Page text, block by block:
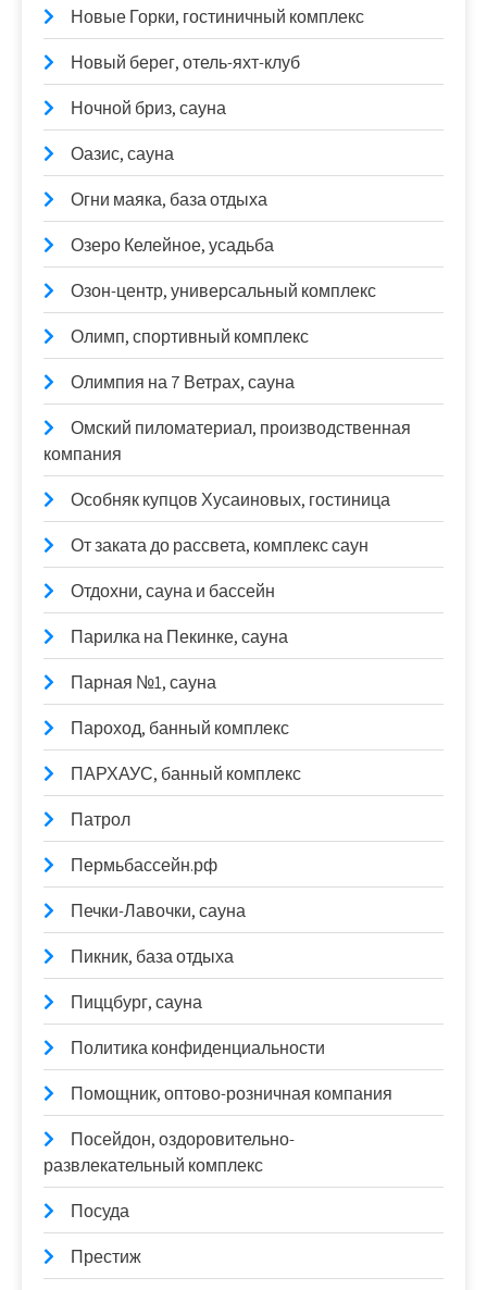
Новые Горки, гостиничный комплекс
Новый берег, отель-яхт-клуб
Ночной бриз, сауна
Оазис, сауна
Огни маяка, база отдыха
Озеро Келейное, усадьба
Озон-центр, универсальный комплекс
Олимп, спортивный комплекс
Олимпия на 7 Ветрах, сауна
Омский пиломатериал, производственная
компания
Особняк купцов Хусаиновых, гостиница
От заката до рассвета, комплекс саун
Отдохни, сауна и бассейн
Парилка на Пекинке, сауна
Парная №1, сауна
Пароход, банный комплекс
ПАРХАУС, банный комплекс
Патрол
Пермьбассейн.рф
Печки-Лавочки, сауна
Пикник, база отдыха
Пиццбург, сауна
Политика конфиденциальности
Помощник, оптово-розничная компания
Посейдон, оздоровительно-
развлекательный комплекс
Посуда
Престиж